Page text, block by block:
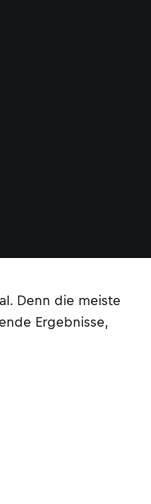
Denn die meiste
Ergebnisse,